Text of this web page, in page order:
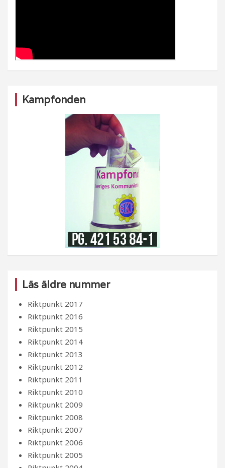
Kampfonden
Läs äldre nummer
Riktpunkt 2017
Riktpunkt 2016
Riktpunkt 2015
Riktpunkt 2014
Riktpunkt 2013
Riktpunkt 2012
Riktpunkt 2011
Riktpunkt 2010
Riktpunkt 2009
Riktpunkt 2008
Riktpunkt 2007
Riktpunkt 2006
Riktpunkt 2005